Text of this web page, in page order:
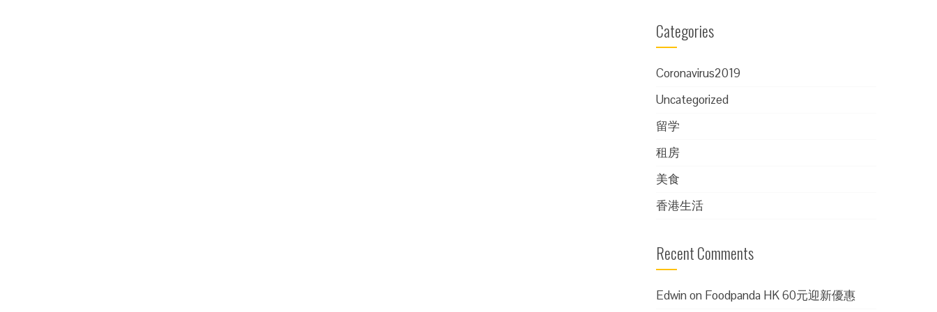
Categories
Coronavirus2019
Uncategorized
留学
租房
美食
香港生活
Recent Comments
Edwinon Foodpanda HK 60元迎新優惠